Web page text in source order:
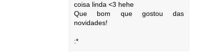
coisa linda <3 hehe
Que bom que gostou das
novidades!
:*